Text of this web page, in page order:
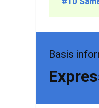
Basis